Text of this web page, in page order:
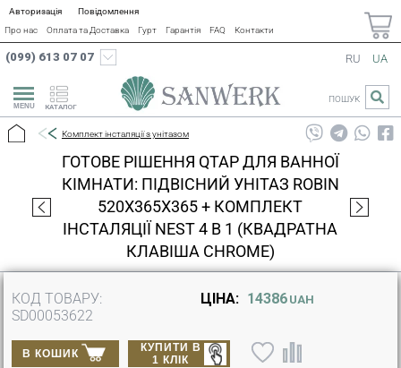
Авторизація
Повідомлення
Про нас
Оплата та Доставка Гурт Гарантія FAQ Контакти
(099) 613 07 07
КАТАЛОГ
RU UA
ПОШУК
Комплект інсталяції з унітазом
ГОТОВЕ РІШЕННЯ QTAP ДЛЯ ВАННОЇ
КІМНАТИ: ПІДВІСНИЙ УНІТАЗ ROBIN
520X365X365 + КОМПЛЕКТ
ІНСТАЛЯЦІЇ NEST 4 В 1 (КВАДРАТНА
КЛАВІША CHROME)
КОД ТОВАРУ:
SD00053622
ЦІНА: 14386 UAH
В КОШИК
КУПИТИ В
1 КЛІК